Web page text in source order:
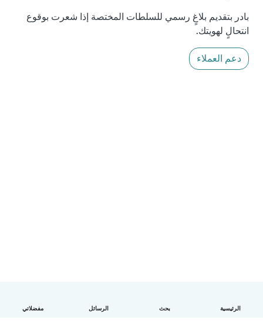
الرئيسية بحث الرسائل مفضلاتي
بادر بتقديم بلاغٍ رسمي للسلطات المختصة إذا شعرت بوقوع
انتحالٍ لهويتك.
دعم العملاء